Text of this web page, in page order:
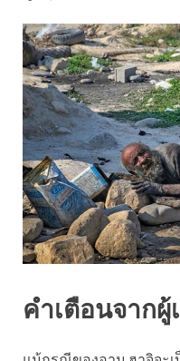
คำเตือนจาก